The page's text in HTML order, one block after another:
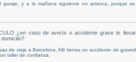
garaje, y a la mañana siguiente no arranca, porque
¿en caso de avería o accidente grave te
de viaje a Barcelona. Allí tienes un accidente de
taller de confianza.